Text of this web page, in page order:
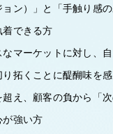
ョン）」と「手触り感
できる方
マーケットに対し、
拓くことに醍醐味を
え、顧客の負から「
が強い方